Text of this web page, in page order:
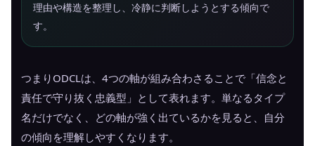
理由や構造を整理し、冷静に判断しようとする傾向で
す。
つまりODCLは、4つの軸が組み合わさることで「信念と
責任で守り抜く忠義型」として表れます。単なるタイプ
名だけでなく、どの軸が強く出ているかを見ると、自分
の傾向を理解しやすくなります。